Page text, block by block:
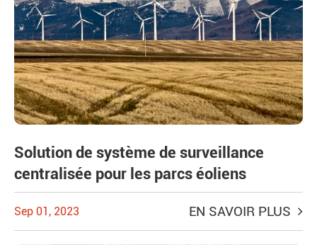
Solution de système de surveillance
centralisée pour les parcs éoliens
Sep 01, 2023 EN SAVOIR PLUS